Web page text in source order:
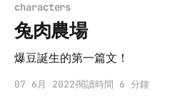
characters
兔肉農場
爆豆誕生的第一篇文！
07 6月 2022閱讀時間 6 分鐘